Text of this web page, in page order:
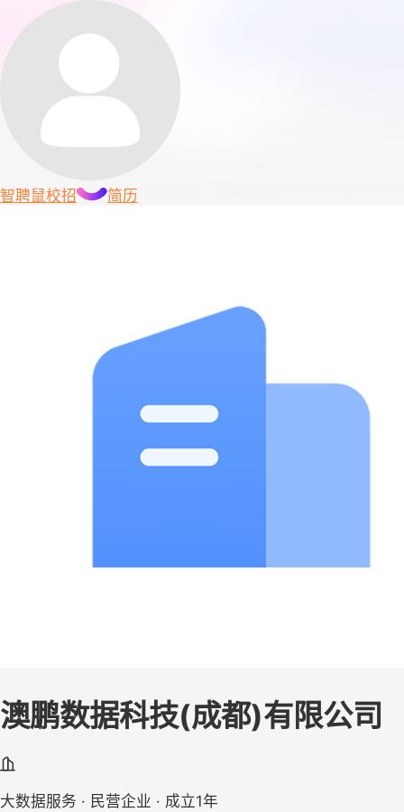
智聘鼠校招 简历
澳鹏数据科技(成都)有限公司
大数据服务 · 民营企业 · 成立1年